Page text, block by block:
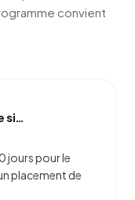
convient
si…
jours pour le
placement de